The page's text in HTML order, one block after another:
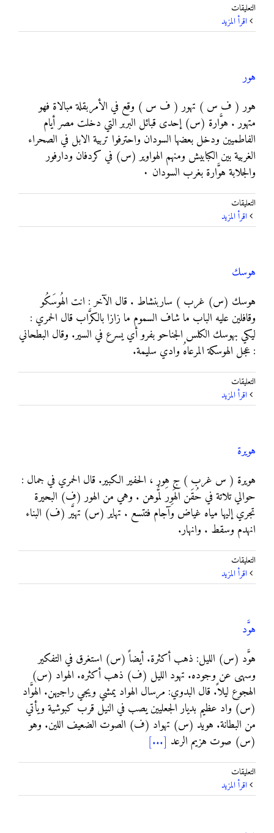
التعليقات
هودنا
مغلقة
هور
هور ( ف س ) تهور ( ف س ) وقع في الأمربقلة مبالاة فهو
متهور . هوَّارة (س) إحدى قبائل البربر التي دخلت مصر أيام
الفاطميين ودخل بعضها السودان واحترفوا تربية الابل في الصحراء
الغربية بين الكبابيش ومنهم الهواوير (س) في كردفان ودارفور
والجلابة هوَّارة بغرب السودان ٠
التعليقات
هور
مغلقة
هوسك
هوسك (س) غرب ) ساربنشاط . قال الآخر : انت الهُوسَكُو
وقافلين عليه الباب ما شاف السموم ما زازا بالكرَّاب قال الحمري :
ليكي بهوسك الكلس الجناحو بفرو أي يسرع في السير. وقال البطحاني
: عجل الهوسكة المرعاهُ وادي سليمة.
التعليقات
هوسك
مغلقة
هويرة
هويرة ( س غرب ) ج هِور ، الحفير الكبير. قال الحمري في جمال :
حوالي تلاتة في حُقَن الهَوِر لمُّوهن . وهي من الهور (ف) البحيرة
تجري إليها مياه غياض وآجام فتتسع . تهاير (س) تهيَّر (ف) البناء
انهدم وسقط . وانهار.
التعليقات
هويرة
مغلقة
هوَّد
هوَّد (س) الليل: ذهب أكثرة. أيضاً (س) استغرق في التفكير
وسهى عن وجوده. تهود الليل (ف) ذهب أكثره. الهواد (س)
الهجوع ليلاً. قال البدوي: مرسال الهواد يمشي ويجي راجيهن. الهوَّاد
(س) واد عظيم بديار الجعليين يصب في النيل قرب كبوشية ويأتي
من البطانة. هويد (س) تهواد (ف) الصوت الضعيف اللين. وهو
(س) صوت هزيم الرعد [...]
التعليقات
هوَّد
مغلقة